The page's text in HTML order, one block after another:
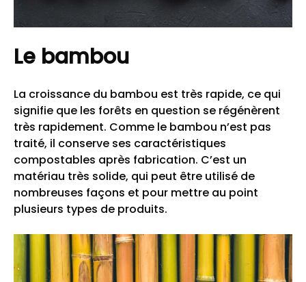
Le bambou
La croissance du bambou est très rapide, ce qui
signifie que les forêts en question se régénèrent
très rapidement. Comme le bambou n’est pas
traité, il conserve ses caractéristiques
compostables après fabrication. C’est un
matériau très solide, qui peut être utilisé de
nombreuses façons et pour mettre au point
plusieurs types de produits.